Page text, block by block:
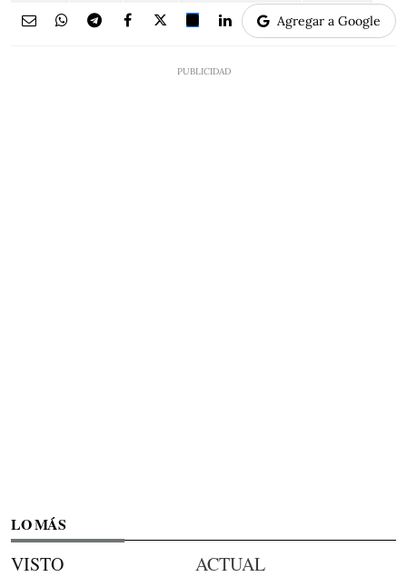
Agregar a Google
LO MÁS
VISTO ACTUAL